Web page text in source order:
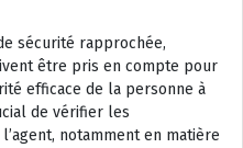
sécurité rapprochée,
être pris en compte pour
efficace de la personne à
de vérifier les
notamment en matière